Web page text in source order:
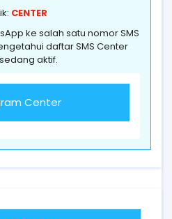
CENTER
ke salah satu nomor SMS
daftar SMS Center
aktif.
Center